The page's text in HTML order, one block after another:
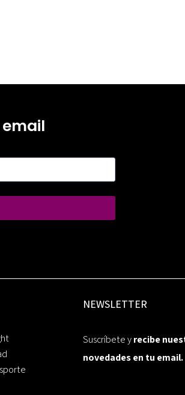
NEWSLETTER
Suscríbete yrecibe
novedades en tu email.